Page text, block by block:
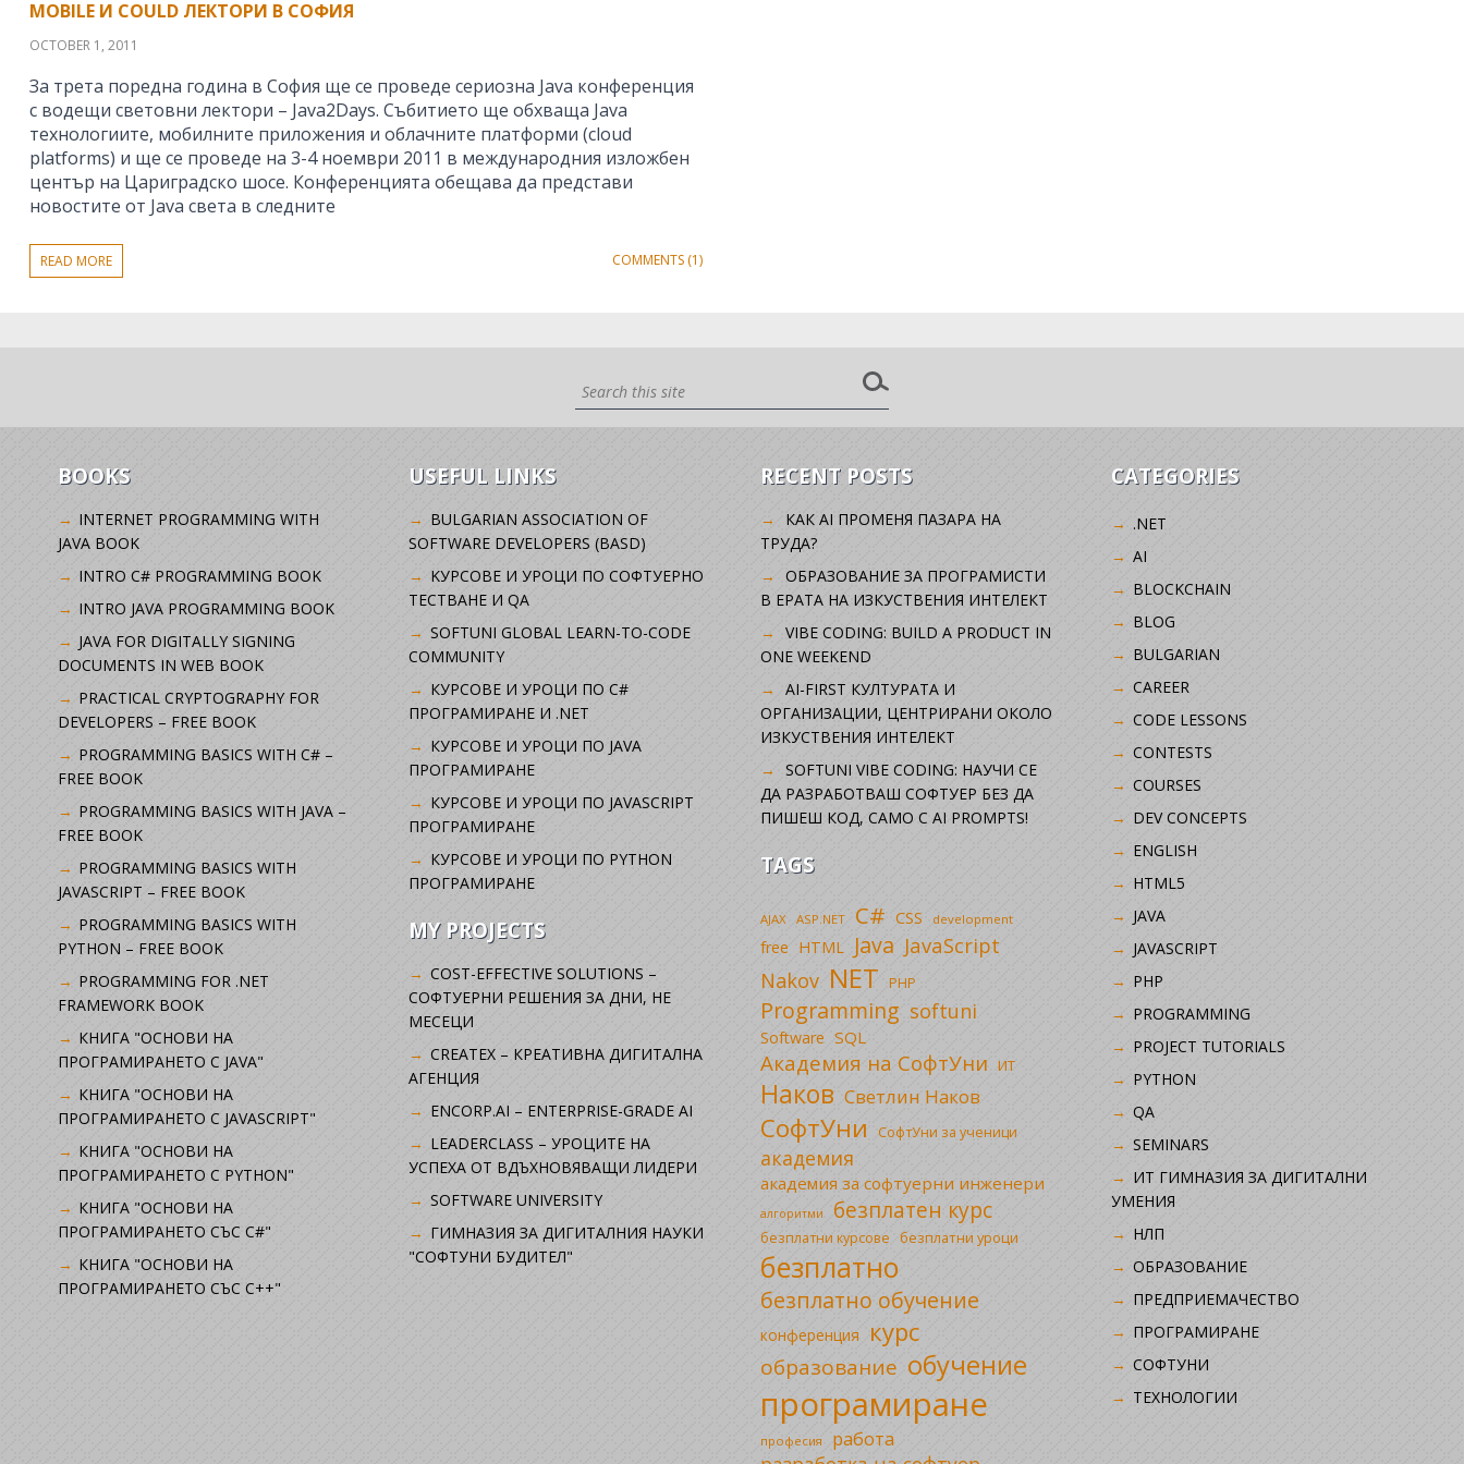
MOBILE И COULD ЛЕКТОРИ В СОФИЯ
OCTOBER 1, 2011
За трета поредна година в София ще се проведе сериозна Java конференция
с водещи световни лектори – Java2Days. Събитието ще обхваща Java
технологиите, мобилните приложения и облачните платформи (cloud
platforms) и ще се проведе на 3-4 ноември 2011 в международния изложбен
център на Цариградско шосе. Конференцията обещава да представи
новостите от Java света в следните
READ MORE COMMENTS (1)
BOOKS
INTERNET PROGRAMMING WITH
JAVA BOOK
INTRO C# PROGRAMMING BOOK
INTRO JAVA PROGRAMMING BOOK
JAVA FOR DIGITALLY SIGNING
DOCUMENTS IN WEB BOOK
PRACTICAL CRYPTOGRAPHY FOR
DEVELOPERS – FREE BOOK
PROGRAMMING BASICS WITH C# –
FREE BOOK
PROGRAMMING BASICS WITH JAVA –
FREE BOOK
PROGRAMMING BASICS WITH
JAVASCRIPT – FREE BOOK
PROGRAMMING BASICS WITH
PYTHON – FREE BOOK
PROGRAMMING FOR .NET
FRAMEWORK BOOK
КНИГА "ОСНОВИ НА
ПРОГРАМИРАНЕТО С JAVA"
КНИГА "ОСНОВИ НА
ПРОГРАМИРАНЕТО С JAVASCRIPT"
КНИГА "ОСНОВИ НА
ПРОГРАМИРАНЕТО С PYTHON"
КНИГА "ОСНОВИ НА
ПРОГРАМИРАНЕТО СЪС C#"
КНИГА "ОСНОВИ НА
ПРОГРАМИРАНЕТО СЪС C++"
USEFUL LINKS
BULGARIAN ASSOCIATION OF
SOFTWARE DEVELOPERS (BASD)
KУРСОВЕ И УРОЦИ ПО СОФТУЕРНО
ТЕСТВАНЕ И QA
SOFTUNI GLOBAL LEARN-TO-CODE
COMMUNITY
КУРСОВЕ И УРОЦИ ПО C#
ПРОГРАМИРАНЕ И .NET
КУРСОВЕ И УРОЦИ ПО JAVA
ПРОГРАМИРАНЕ
КУРСОВЕ И УРОЦИ ПО JAVASCRIPT
ПРОГРАМИРАНЕ
КУРСОВЕ И УРОЦИ ПО PYTHON
ПРОГРАМИРАНЕ
MY PROJECTS
COST-EFFECTIVE SOLUTIONS –
СОФТУЕРНИ РЕШЕНИЯ ЗА ДНИ, НЕ
МЕСЕЦИ
CREATEX – КРЕАТИВНА ДИГИТАЛНА
АГЕНЦИЯ
ENCORP.AI – ENTERPRISE-GRADE AI
LEADERCLASS – УРОЦИТЕ НА
УСПЕХА ОТ ВДЪХНОВЯВАЩИ ЛИДЕРИ
SOFTWARE UNIVERSITY
ГИМНАЗИЯ ЗА ДИГИТАЛНИЯ НАУКИ
"СОФТУНИ БУДИТЕЛ"
RECENT POSTS
КАК AI ПРОМЕНЯ ПАЗАРА НА
ТРУДА?
ОБРАЗОВАНИЕ ЗА ПРОГРАМИСТИ
В ЕРАТА НА ИЗКУСТВЕНИЯ ИНТЕЛЕКТ
VIBE CODING: BUILD A PRODUCT IN
ONE WEEKEND
AI-FIRST КУЛТУРАТА И
ОРГАНИЗАЦИИ, ЦЕНТРИРАНИ ОКОЛО
ИЗКУСТВЕНИЯ ИНТЕЛЕКТ
SOFTUNI VIBE CODING: НАУЧИ СЕ
ДА РАЗРАБОТВАШ СОФТУЕР БЕЗ ДА
ПИШЕШ КОД, САМО С AI PROMPTS!
TAGS
AJAX ASP.NET C# CSS development
free HTML Java JavaScript
Nakov NET PHP
Programming softuni
Software SQL
Академия на СофтУни ИТ
Наков Светлин Наков
СофтУни СофтУни за ученици
академия
академия за софтуерни инженери
алгоритми безплатен курс
безплатни курсове безплатни уроци
безплатно
безплатно обучение
конференция курс
образование обучение
програмиране
професия работа
CATEGORIES
.NET
AI
BLOCKCHAIN
BLOG
BULGARIAN
CAREER
CODE LESSONS
CONTESTS
COURSES
DEV CONCEPTS
ENGLISH
HTML5
JAVA
JAVASCRIPT
PHP
PROGRAMMING
PROJECT TUTORIALS
PYTHON
QA
SEMINARS
ИТ ГИМНАЗИЯ ЗА ДИГИТАЛНИ
УМЕНИЯ
НЛП
ОБРАЗОВАНИЕ
ПРЕДПРИЕМАЧЕСТВО
ПРОГРАМИРАНЕ
СОФТУНИ
ТЕХНОЛОГИИ